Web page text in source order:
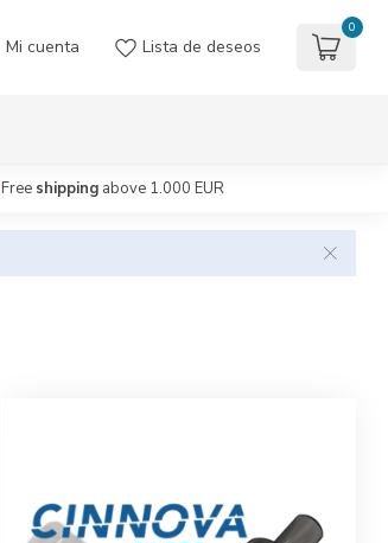
Mi cuenta Lista de deseos
0
Free shipping above 1.000 EUR